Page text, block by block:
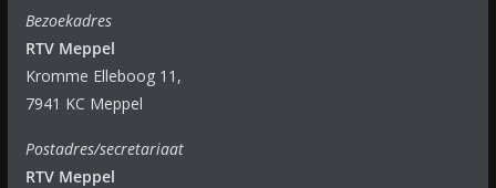
Bezoekadres
RTV Meppel
Kromme Elleboog 11,
7941 KC Meppel
Postadres/secretariaat
RTV Meppel